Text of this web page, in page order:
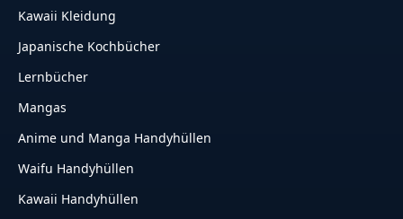
Kawaii Kleidung
Japanische Kochbücher
Lernbücher
Mangas
Anime und Manga Handyhüllen
Waifu Handyhüllen
Kawaii Handyhüllen